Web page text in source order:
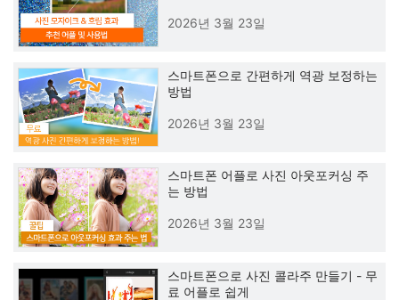
2026년 3월 23일
스마트폰으로 간편하게 역광 보정하는
방법
2026년 3월 23일
스마트폰 어플로 사진 아웃포커싱 주
는 방법
2026년 3월 23일
스마트폰으로 사진 콜라주 만들기 - 무
료 어플로 쉽게